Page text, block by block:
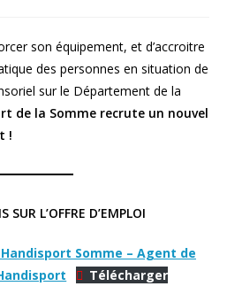
son équipement, et d’accroitre
des personnes en situation de
sur le Département de la
de la Somme recrute un nouvel
!
SUR L’OFFRE D’EMPLOI
Handisport Somme – Agent de
Télécharger